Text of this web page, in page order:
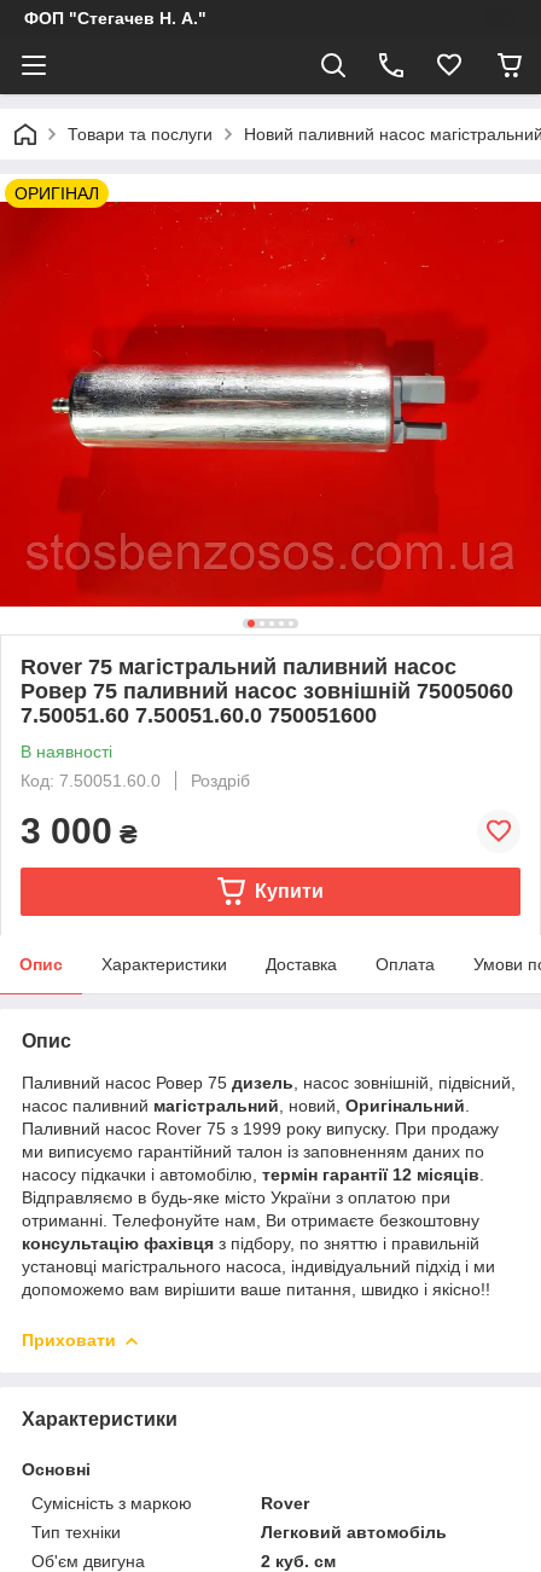
ФОП "Стегачев Н. А."
Товари та послуги Новий паливний насос
ОРИГІНАЛ
Rover 75 магістральний паливний насос
Ровер 75 паливний насос зовнішній 75005060
7.50051.60 7.50051.60.0 750051600
В наявності
Код: 7.50051.60.0
Роздріб
3 000 ₴
Купити
Опис Характеристики Доставка Оплата Умови
Опис
Паливний насос Ровер 75 дизель , насос зовнішній, підвісний,
насос паливний магістральний , новий, Оригінальний
Паливний насос Rover 75 з 1999 року випуску. При продажу
ми виписуємо гарантійний талон із заповненням даних по
насосу підкачки і автомобілю, термін гарантії 12 місяців
Відправляємо в будь-яке місто України з оплатою при
отриманні. Телефонуйте нам, Ви отримаєте безкоштовну
консультацію фахівця з підбору, по зняттю і правильній
установці магістрального насоса, індивідуальний підхід і ми
допоможемо вам вирішити ваше питання, швидко і якісно!!
Приховати
Характеристики
Основні
Сумісність з маркою
Rover
Тип техніки
Легковий автомобіль
Об'єм двигуна
2 куб. см